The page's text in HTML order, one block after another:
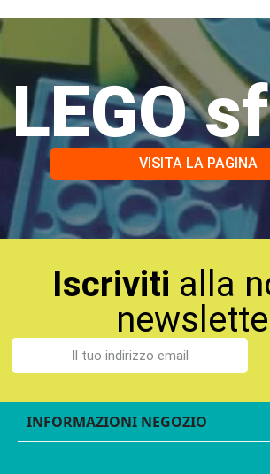
LEGO
VISITA LA PAGINA
Iscriviti alla
INFORMAZIONI NEGOZIO